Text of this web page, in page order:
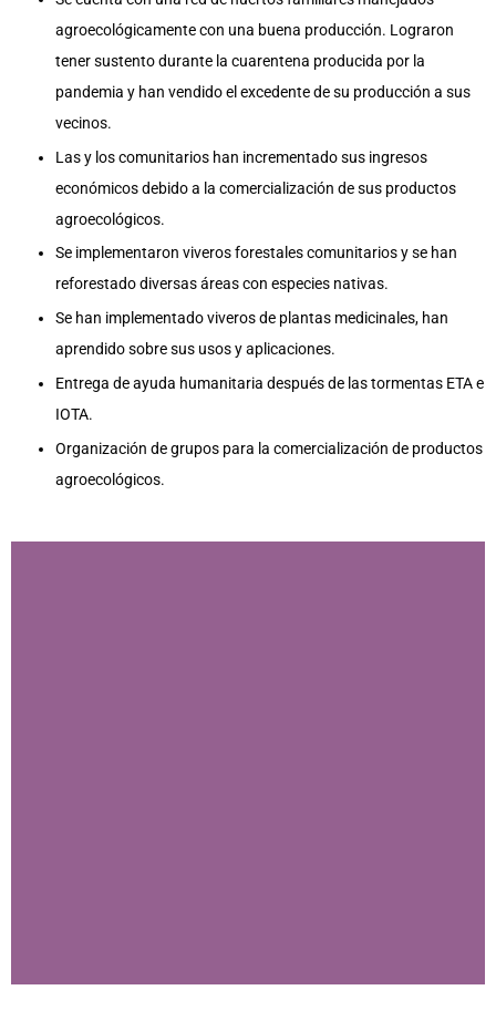
agroecológicamente con una buena producción. Lograron
tener sustento durante la cuarentena producida por la
pandemia y han vendido el excedente de su producción a sus
vecinos.
Las y los comunitarios han incrementado sus ingresos
económicos debido a la comercialización de sus productos
agroecológicos.
Se implementaron viveros forestales comunitarios y se han
reforestado diversas áreas con especies nativas.
Se han implementado viveros de plantas medicinales, han
aprendido sobre sus usos y aplicaciones.
Entrega de ayuda humanitaria después de las tormentas ETA e
IOTA.
Organización de grupos para la comercialización de productos
agroecológicos.